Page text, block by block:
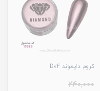
کروم دايموند D04
240,000